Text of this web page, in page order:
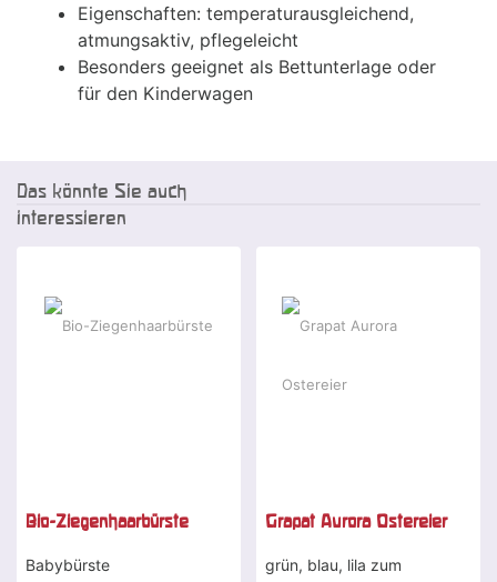
Eigenschaften: temperaturausgleichend,
atmungsaktiv, pflegeleicht
Besonders geeignet als Bettunterlage oder
für den Kinderwagen
Das könnte Sie auch
interessieren
Bio-Ziegenhaarbürste
Babybürste
Grapat Aurora Ostereier
grün, blau, lila zum